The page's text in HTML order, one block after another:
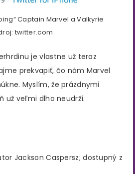
Captain Marvel a Valkyrie
twitter.com
je vlastne už teraz
prekvapiť, čo nám Marvel
Myslím, že prázdnymi
už veľmi dlho neudrží.
Jackson Caspersz; dostupný z